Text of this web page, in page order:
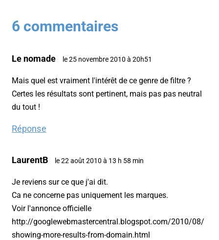
6 commentaires
Le nomade le 25 novembre 2010 à 20h51
Mais quel est vraiment l'intérêt de ce genre de filtre ?
Certes les résultats sont pertinent, mais pas pas neutral
du tout !
Réponse
LaurentB le 22 août 2010 à 13 h 58 min
Je reviens sur ce que j'ai dit.
Ca ne concerne pas uniquement les marques.
Voir l'annonce officielle
http://googlewebmastercentral.blogspot.com/2010/08/
showing-more-results-from-domain.html